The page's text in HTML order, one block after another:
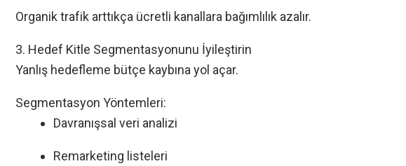
Organik trafik arttıkça ücretli kanallara bağımlılık azalır.
3. Hedef Kitle Segmentasyonunu İyileştirin
Yanlış hedefleme bütçe kaybına yol açar.
Segmentasyon Yöntemleri:
Davranışsal veri analizi
Remarketing listeleri